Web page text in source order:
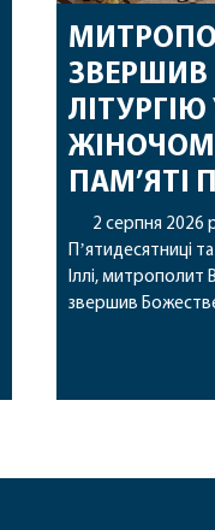
ЗВЕРШИВ
ПАМ’ЯТІ
2 серпня 2026
Пʼятидесятниці
Іллі, митрополит
звершив